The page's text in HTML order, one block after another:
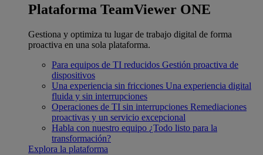
Plataforma TeamViewer ONE
Gestiona y optimiza tu lugar de trabajo digital de forma
proactiva en una sola plataforma.
Para equipos de TI reducidos Gestión proactiva de
dispositivos
Una experiencia sin fricciones Una experiencia digital
fluida y sin interrupciones
Operaciones de TI sin interrupciones Remediaciones
proactivas y un servicio excepcional
Habla con nuestro equipo ¿Todo listo para la
transformación?
Explora la plataforma